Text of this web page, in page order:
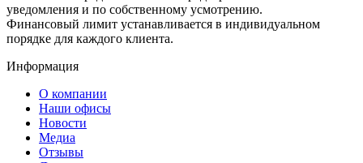
уведомления и по собственному усмотрению.
Финансовый лимит устанавливается в индивидуальном
порядке для каждого клиента.
Информация
О компании
Наши офисы
Новости
Медиа
Отзывы